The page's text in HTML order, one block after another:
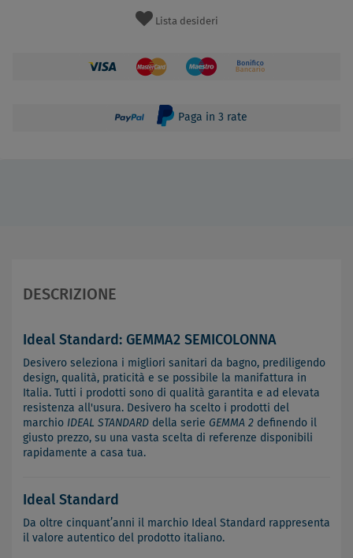
Lista desideri
Paga in 3 rate
DESCRIZIONE
Ideal Standard: GEMMA2 SEMICOLONNA
Desivero seleziona i migliori sanitari da bagno, prediligendo
design, qualità, praticità e se possibile la manifattura in
Italia. Tutti i prodotti sono di qualità garantita e ad elevata
resistenza all'usura. Desivero ha scelto i prodotti del
marchio IDEAL STANDARD della serie GEMMA 2 definendo il
giusto prezzo, su una vasta scelta di referenze disponibili
rapidamente a casa tua.
Ideal Standard
Da oltre cinquant’anni il marchio Ideal Standard rappresenta
il valore autentico del prodotto italiano.